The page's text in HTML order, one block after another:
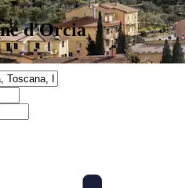
d'Orcia